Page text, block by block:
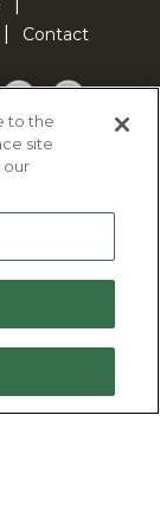
Contact
LinkedInTikTok
to the
site
our